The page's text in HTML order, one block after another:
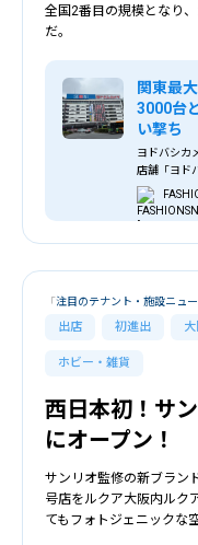
全国2番目の規模となり
だ。
関東最
3000台
い撃ち
ヨドバシカ
店舗「ヨド
催した。西
居し、地下
出店 初進出
ホビー・雑貨
「注目のテナント・施設ニュ
西日本初！サ
にオープン！
サンリオ監修の新ブラン
号店をルクア大阪内ルク
てもフォトジェニックな